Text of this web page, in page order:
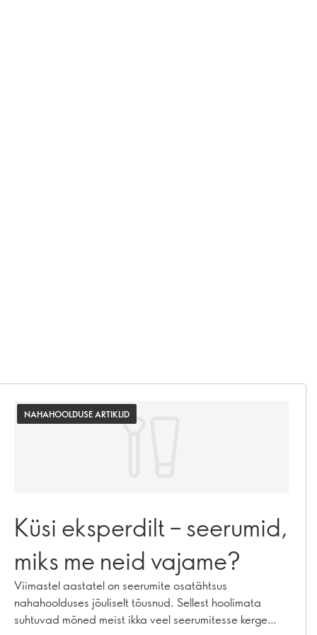
NAHAHOOLDUSE ARTIKLID
Küsi eksperdilt – seerumid,
miks me neid vajame?
Viimastel aastatel on seerumite osatähtsus
nahahoolduses jõuliselt tõusnud. Sellest hoolimata
suhtuvad mõned meist ikka veel seerumitesse kerge